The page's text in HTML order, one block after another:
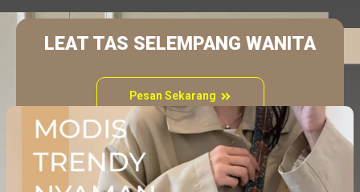
LEAT TAS SELEMPANG WANITA
Pesan Sekarang